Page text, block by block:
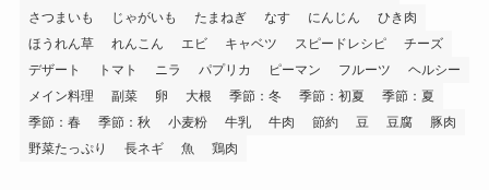
さつまいも
じゃがいも たまねぎ なす にんじん
ひき肉
ほうれん草
れんこん エビ キャベツ スピードレシピ
チーズ
デザート
トマト ニラ パプリカ ピーマン フルーツ
ヘルシー
メイン料理
副菜 卵 大根 季節：冬 季節：初夏
季節：夏
季節：春
季節：秋 小麦粉 牛乳 牛肉 節約 豆 豆腐
豚肉
野菜たっぷり
長ネギ 魚 鶏肉